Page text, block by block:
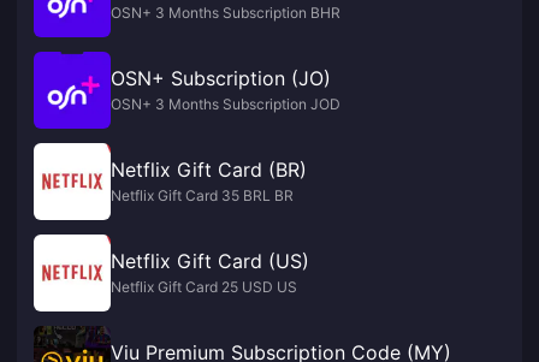
OSN+ 3 Months Subscription BHR
OSN+ Subscription (JO)
OSN+ 3 Months Subscription JOD
Netflix Gift Card (BR)
Netflix Gift Card 35 BRL BR
Netflix Gift Card (US)
Netflix Gift Card 25 USD US
Viu Premium Subscription Code (MY)